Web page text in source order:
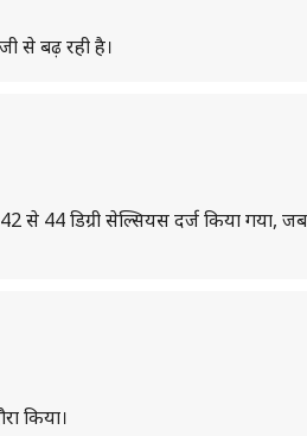
से बढ़ रही है।
से 44 डिग्री सेल्सियस दर्ज किया
किया।